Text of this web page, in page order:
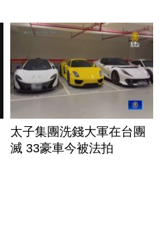
太子集團洗錢大軍在台團
滅 33豪車今被法拍